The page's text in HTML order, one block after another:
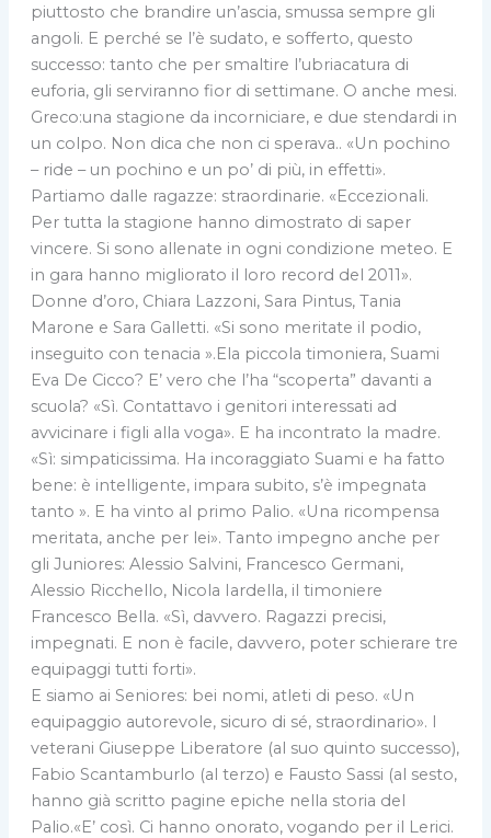
piuttosto che brandire un’ascia, smussa sempre gli
angoli. E perché se l’è sudato, e sofferto, questo
successo: tanto che per smaltire l’ubriacatura di
euforia, gli serviranno fior di settimane. O anche mesi.
Greco:una stagione da incorniciare, e due stendardi in
un colpo. Non dica che non ci sperava.. «Un pochino
– ride – un pochino e un po’ di più, in effetti».
Partiamo dalle ragazze: straordinarie. «Eccezionali.
Per tutta la stagione hanno dimostrato di saper
vincere. Si sono allenate in ogni condizione meteo. E
in gara hanno migliorato il loro record del 2011».
Donne d’oro, Chiara Lazzoni, Sara Pintus, Tania
Marone e Sara Galletti. «Si sono meritate il podio,
inseguito con tenacia ».Ela piccola timoniera, Suami
Eva De Cicco? E’ vero che l’ha “scoperta” davanti a
scuola? «Sì. Contattavo i genitori interessati ad
avvicinare i figli alla voga». E ha incontrato la madre.
«Sì: simpaticissima. Ha incoraggiato Suami e ha fatto
bene: è intelligente, impara subito, s’è impegnata
tanto ». E ha vinto al primo Palio. «Una ricompensa
meritata, anche per lei». Tanto impegno anche per
gli Juniores: Alessio Salvini, Francesco Germani,
Alessio Ricchello, Nicola Iardella, il timoniere
Francesco Bella. «Sì, davvero. Ragazzi precisi,
impegnati. E non è facile, davvero, poter schierare tre
equipaggi tutti forti».
E siamo ai Seniores: bei nomi, atleti di peso. «Un
equipaggio autorevole, sicuro di sé, straordinario». I
veterani Giuseppe Liberatore (al suo quinto successo),
Fabio Scantamburlo (al terzo) e Fausto Sassi (al sesto,
hanno già scritto pagine epiche nella storia del
Palio.«E’ così. Ci hanno onorato, vogando per il Lerici.